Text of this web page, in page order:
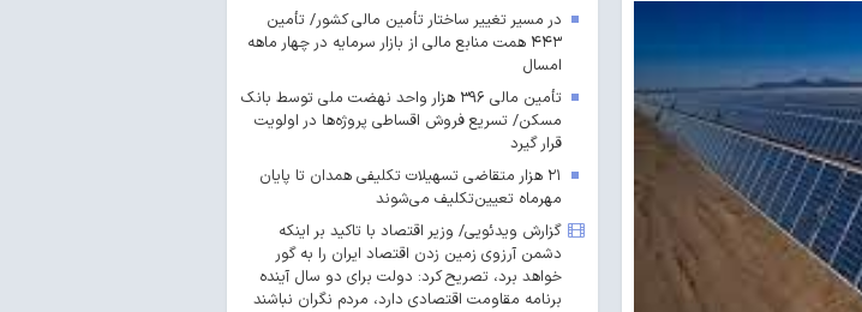
در مسیر تغییر ساختار تأمین مالی کشور/ تأمین
۴۴۳ همت منابع مالی از بازار سرمایه در چهار ماهه
امسال
تأمین مالی ۳۹۶ هزار واحد نهضت ملی توسط بانک
مسکن/ تسریع فروش اقساطی پروژه‌ها در اولویت
قرار گیرد
۲۱ هزار متقاضی تسهیلات تکلیفی همدان تا پایان
مهرماه تعیین‌تکلیف می‌شوند
گزارش ویدئویی/ وزیر اقتصاد با تاکید بر اینکه
دشمن آرزوی زمین زدن اقتصاد ایران را به گور
خواهد برد، تصریح کرد: دولت برای دو سال آینده
برنامه مقاومت اقتصادی دارد، مردم نگران نباشند